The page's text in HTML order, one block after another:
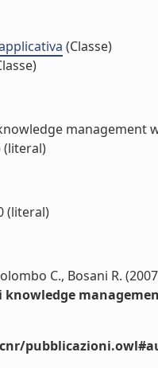
(Classe)
management
(literal)
(literal)
C., Bosani R.
knowledge